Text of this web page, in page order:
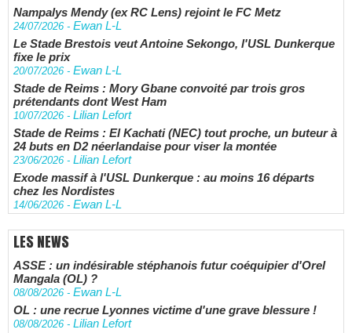
Nampalys Mendy (ex RC Lens) rejoint le FC Metz
24/07/2026 - Ewan L-L
Le Stade Brestois veut Antoine Sekongo, l'USL Dunkerque
fixe le prix
20/07/2026 - Ewan L-L
Stade de Reims : Mory Gbane convoité par trois gros
prétendants dont West Ham
10/07/2026 - Lilian Lefort
Stade de Reims : El Kachati (NEC) tout proche, un buteur à
24 buts en D2 néerlandaise pour viser la montée
23/06/2026 - Lilian Lefort
Exode massif à l'USL Dunkerque : au moins 16 départs
chez les Nordistes
14/06/2026 - Ewan L-L
LES NEWS
ASSE : un indésirable stéphanois futur coéquipier d'Orel
Mangala (OL) ?
08/08/2026 - Ewan L-L
OL : une recrue Lyonnes victime d'une grave blessure !
08/08/2026 - Lilian Lefort